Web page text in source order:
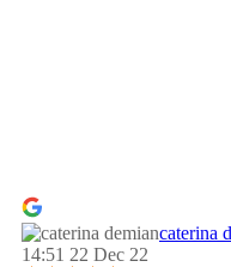
caterina
14:51 22 Dec 22